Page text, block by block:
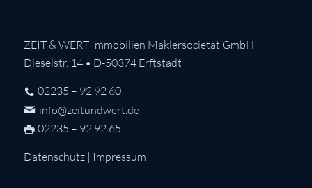
ZEIT & WERT Immobilien Maklersocietät GmbH
Dieselstr. 14 • D-50374 Erftstadt
02235 – 92 92 60
info@zeitundwert.de
02235 – 92 92 65
Datenschutz| Impressum